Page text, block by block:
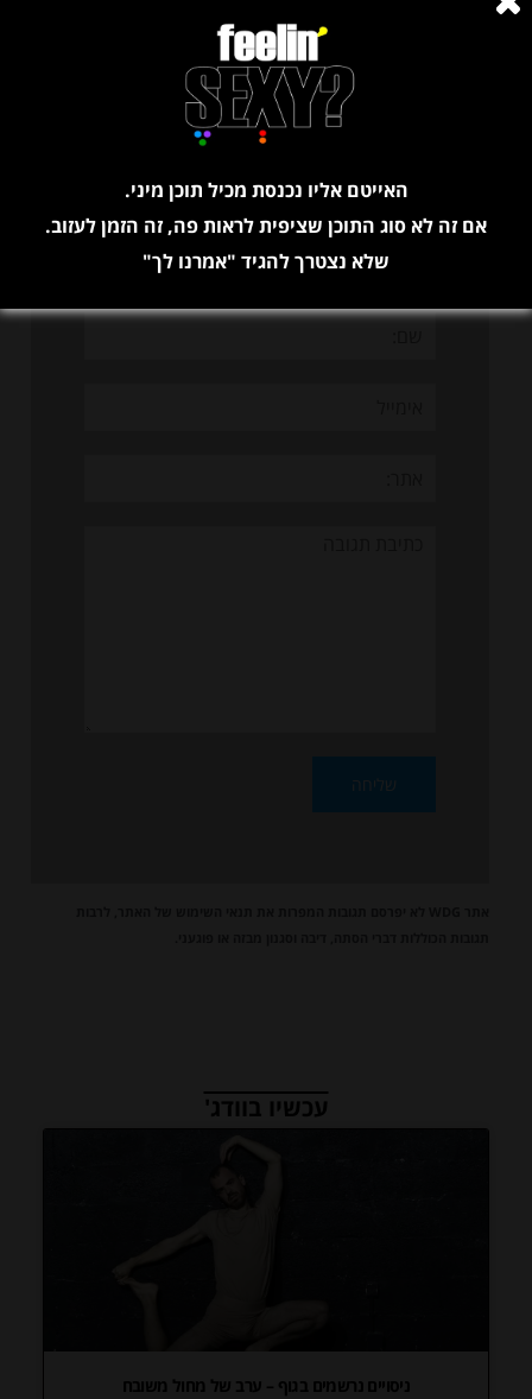
בחן את עצמך – כמה אתה נודניק? או: כך תגלו מי חסם אתכם
בגריינדר
תגובות
השארת תגובה
שם:
עכשיו בוודג'
ניסויים נרשמים בגוף – ערב של מחול משובח
האייטם אליו נכנסת מכיל תוכן מיני.
אם זה לא סוג התוכן שציפית לראות פה, זה הזמן לעזוב.
שלא נצטרך להגיד "אמרנו לך"